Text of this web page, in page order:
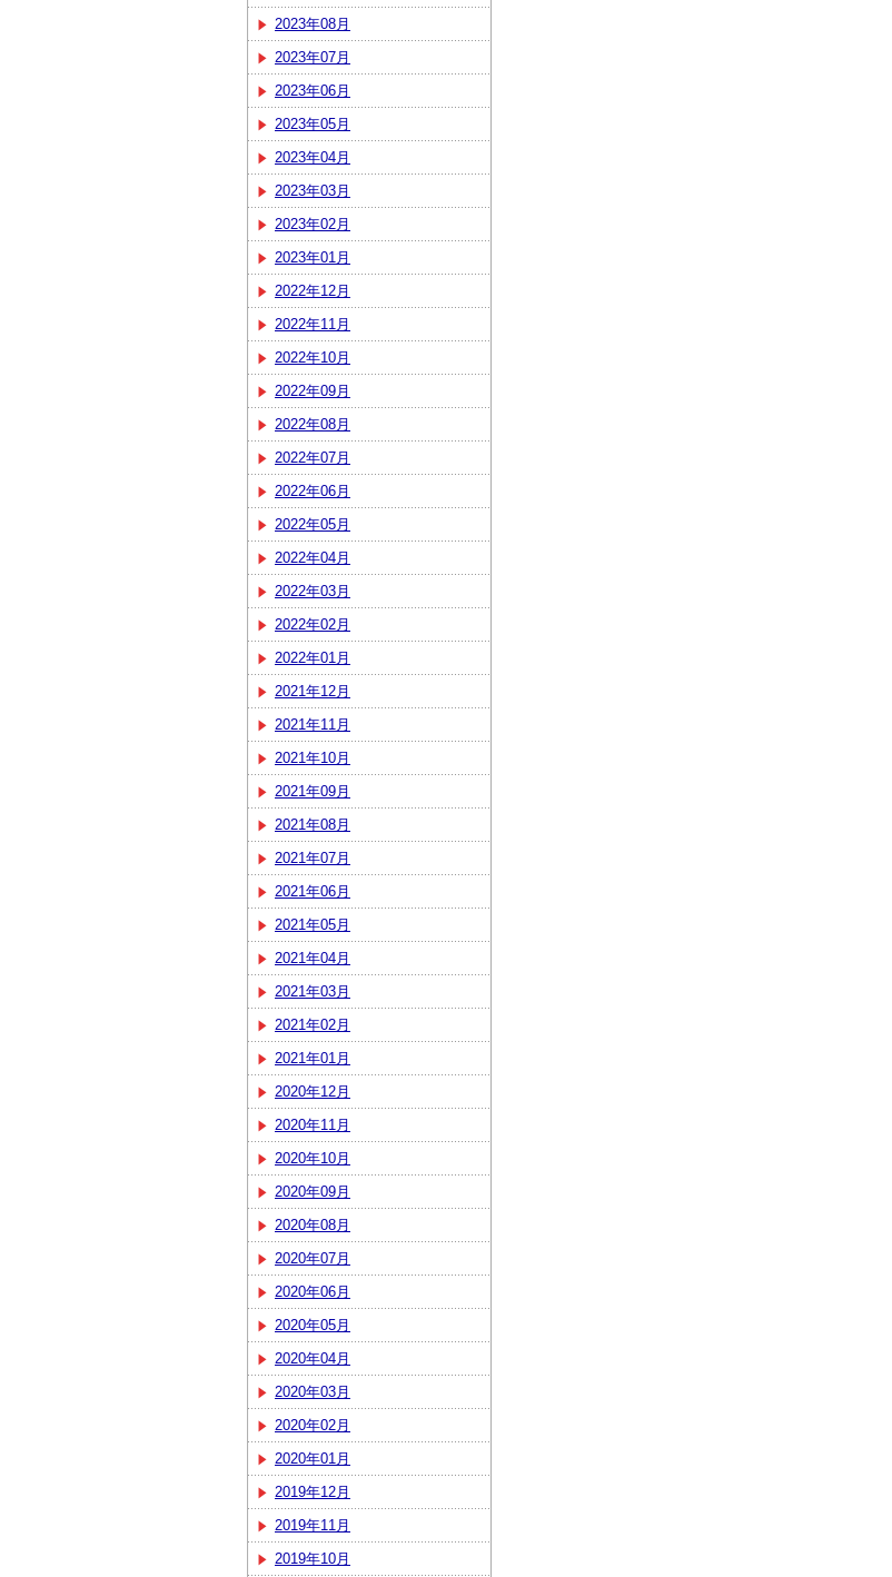
2023年08月
2023年07月
2023年06月
2023年05月
2023年04月
2023年03月
2023年02月
2023年01月
2022年12月
2022年11月
2022年10月
2022年09月
2022年08月
2022年07月
2022年06月
2022年05月
2022年04月
2022年03月
2022年02月
2022年01月
2021年12月
2021年11月
2021年10月
2021年09月
2021年08月
2021年07月
2021年06月
2021年05月
2021年04月
2021年03月
2021年02月
2021年01月
2020年12月
2020年11月
2020年10月
2020年09月
2020年08月
2020年07月
2020年06月
2020年05月
2020年04月
2020年03月
2020年02月
2020年01月
2019年12月
2019年11月
2019年10月